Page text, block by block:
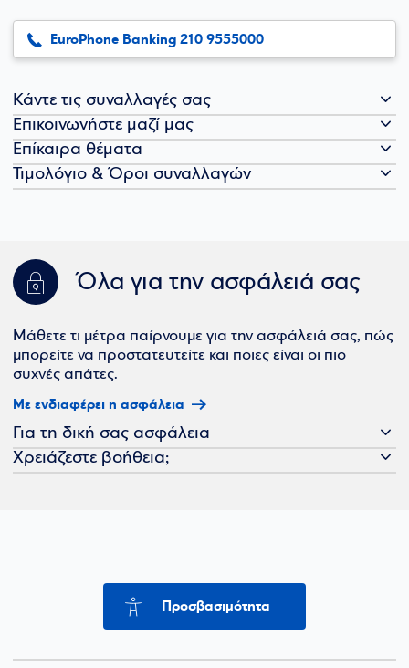
EuroPhone Banking 210 9555000
Κάντε τις συναλλαγές σας
Επικοινωνήστε μαζί μας
Επίκαιρα θέματα
Τιμολόγιο & Όροι συναλλαγών
Όλα για την ασφάλειά σας
Μάθετε τι μέτρα παίρνουμε για την ασφάλειά σας, πώς
μπορείτε να προστατευτείτε και ποιες είναι οι πιο
συχνές απάτες.
Με ενδιαφέρει η ασφάλεια
Για τη δική σας ασφάλεια
Χρειάζεστε βοήθεια;
Προσβασιμότητα